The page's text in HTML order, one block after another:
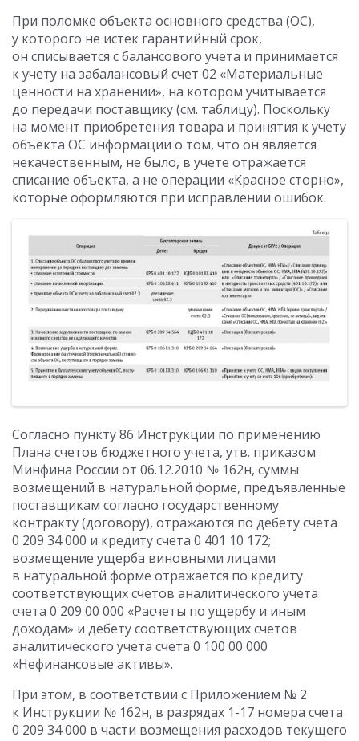
При поломке объекта основного средства (ОС),
у которого не истек гарантийный срок,
он списывается с балансового учета и принимается
к учету на забалансовый счет 02 «Материальные
ценности на хранении», на котором учитывается
до передачи поставщику (см. таблицу). Поскольку
на момент приобретения товара и принятия к учету
объекта ОС информации о том, что он является
некачественным, не было, в учете отражается
списание объекта, а не операции «Красное сторно»,
которые оформляются при исправлении ошибок.
Согласно пункту 86 Инструкции по применению
Плана счетов бюджетного учета, утв. приказом
Минфина России от 06.12.2010 № 162н, суммы
возмещений в натуральной форме, предъявленные
поставщикам согласно государственному
контракту (договору), отражаются по дебету счета
0 209 34 000 и кредиту счета 0 401 10 172;
возмещение ущерба виновными лицами
в натуральной форме отражается по кредиту
соответствующих счетов аналитического учета
счета 0 209 00 000 «Расчеты по ущербу и иным
доходам» и дебету соответствующих счетов
аналитического учета счета 0 100 00 000
«Нефинансовые активы».
При этом, в соответствии с Приложением № 2
к Инструкции № 162н, в разрядах 1-17 номера счета
0 209 34 000 в части возмещения расходов текущего